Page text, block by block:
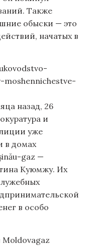
Также
обыски — это
начатых в
назад, 26
и
уже
в домах
gaz —
Куюмжу. Их
в особо
Moldovagaz